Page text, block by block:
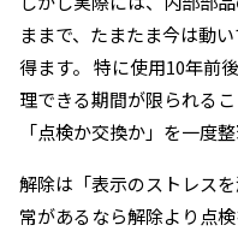
ままで、たまたま今は動
得ます。 特に使用10年前
理できる期間が限られる
「点検か交換か」を一度
解除は「表示のストレス
常があるなら解除より点